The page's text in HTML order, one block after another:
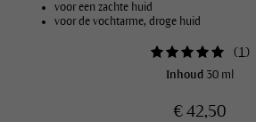
voor een zachte huid
voor de vochtarme, droge huid
(1 )
Inhoud 30 ml
€ 42,50